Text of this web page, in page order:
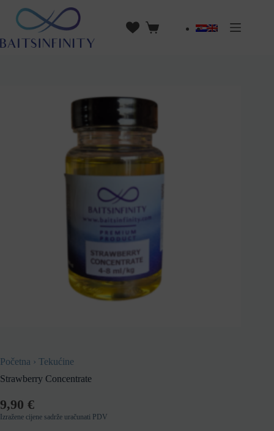
Početna › Tekućine
Strawberry Concentrate
9,90 €
Izražene cijene sadrže uračunati PDV